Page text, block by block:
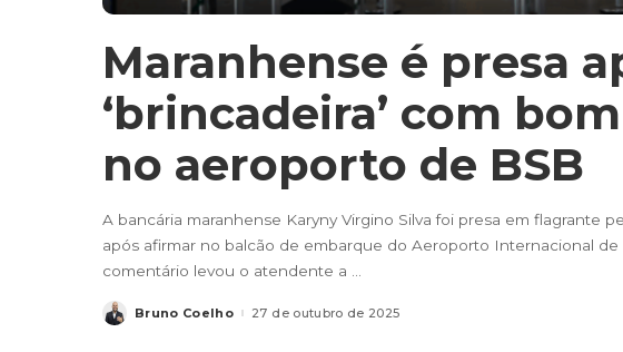
Maranhense é presa
‘brincadeira’ com
no aeroporto de BSB
A bancária maranhense Karyny Virgino Silva foi presa em flagrante
após afirmar no balcão de embarque do Aeroporto Internacional de
comentário levou o atendente a ...
Posted
by
Bruno Coelho 27 de outubro de 2025